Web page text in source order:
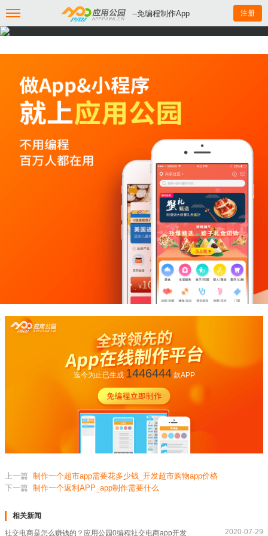
--免编程制作App 注册
迄今为止已生成 1446444款APP
上一篇 制作一个超市app需要花多少钱_开发超市购物app价格
下一篇 制作一个返利APP_app制作需要什么
相关新闻
社交电商是怎么赚钱的？应用公园0编程社交电商app开发 2020-07-29